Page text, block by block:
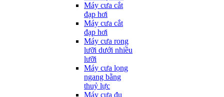
Máy cưa cắt
đạp hơi
Máy cưa cắt
đạp hơi
Máy cưa rong
lưỡi dưới nhiều
lưỡi
Máy cưa lọng
ngang bằng
thuỷ lực
Máy cưa đu